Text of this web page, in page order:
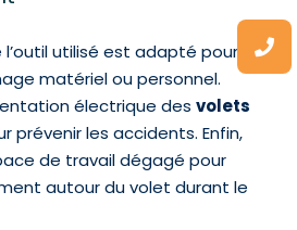
utilisé est adapté pour
matériel ou personnel.
électrique des volets
prévenir les accidents. Enfin,
de travail dégagé pour
autour du volet durant le